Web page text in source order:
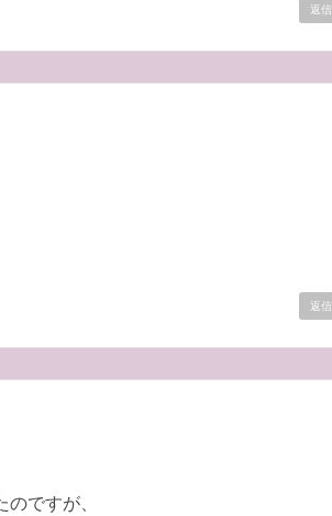
返信
返信
ですが、